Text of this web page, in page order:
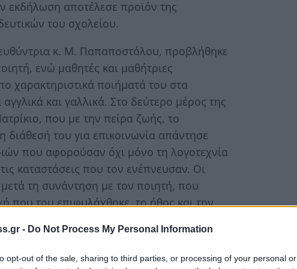
- Do Not Process My Personal Information
opt-out of the sale, sharing to third parties, or processing of your personal or
εκδήλωση αποτέλεσε προϊόν της
του σχολείου.
κ. Μ. Παπαποστόλου, προβλήθηκε
ενώ μαθητές και μαθήτριες
χαρακτηριστικά ποιήματά του στα
και γαλλικά. Στο δεύτερο μέρος της
που με την πείρα ζωής, το
διάθεσή του για επικοινωνία απάντησε
που αφορούσαν όχι μόνο τη λογοτεχνία
καταστάσεις που τον ενέπνευσαν. Οι
τη συνάντηση με τον ποιητή, που
που του επιφυλάχθηκε, το ήθος και την
Διευθυντής Πρωτοβάθμιας και